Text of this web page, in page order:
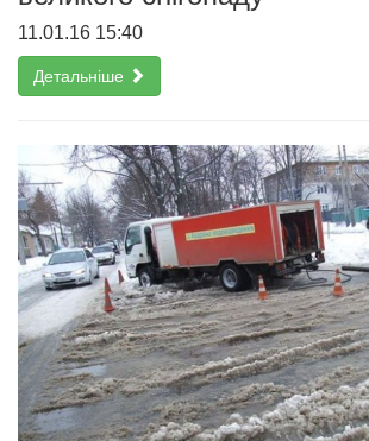
11.01.16 15:40
Детальніше